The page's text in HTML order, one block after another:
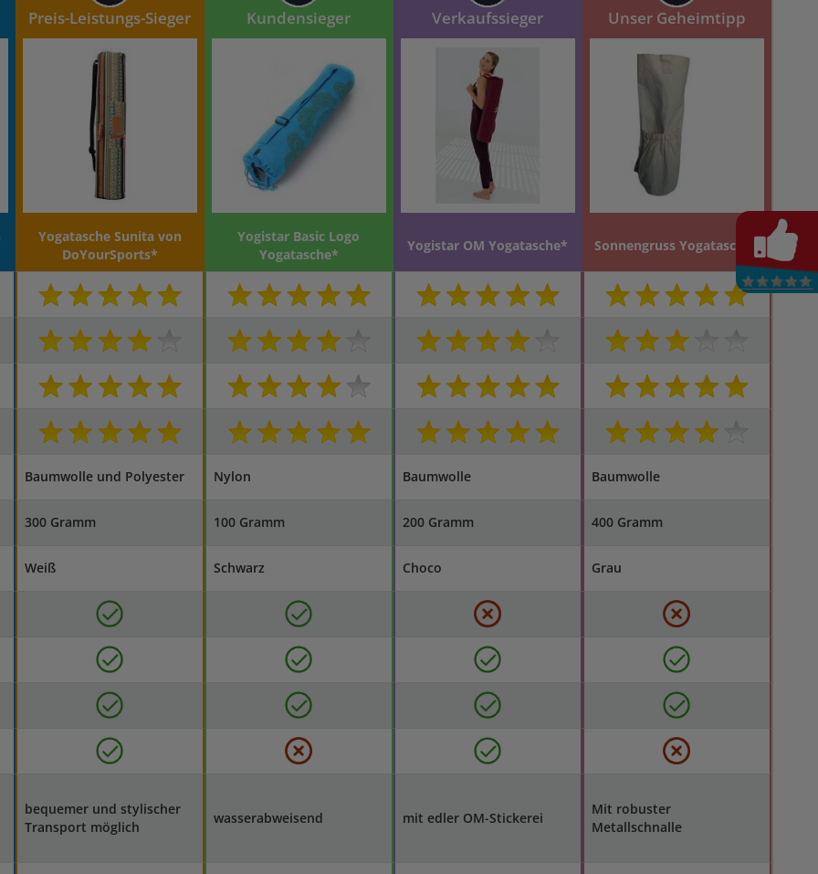
Preis-Leistungs-Sieger Kundensieger Verkaufssieger Unser Geheimtipp
Yogatasche Sunita von
DoYourSports*
Yogistar Basic Logo
Yogatasche*
Yogistar OM Yogatasche* Sonnengruss Yogatasche*
Baumwolle und Polyester Nylon Baumwolle Baumwolle
300 Gramm 100 Gramm 200 Gramm 400 Gramm
Weiß Schwarz Choco Grau
bequemer und stylischer
Transport möglich
wasserabweisend mit edler OM-Stickerei
Mit robuster
Metallschnalle